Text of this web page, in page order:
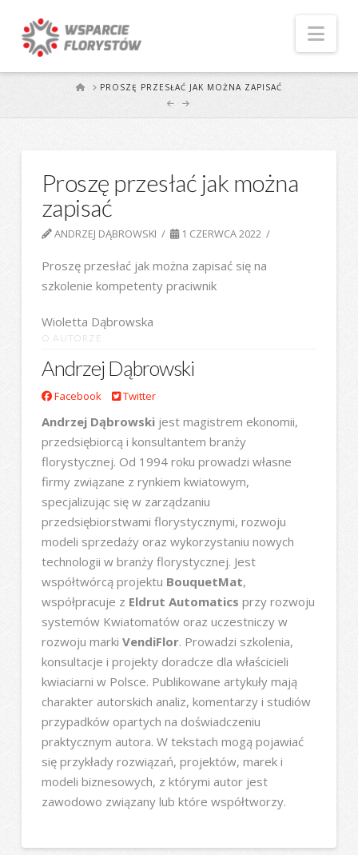
STARTPROSZĘ PRZESŁAĆ JAK MOŻNA ZAPISAĆ
Proszę przesłać jak można
zapisać
ANDRZEJ DĄBROWSKI 1 CZERWCA 2022
Proszę przesłać jak można zapisać się na
szkolenie kompetenty praciwnik
Wioletta Dąbrowska
O AUTORZE
Andrzej Dąbrowski
Facebook Twitter
Andrzej Dąbrowskijest magistrem ekonomii,
przedsiębiorcą i konsultantem branży
florystycznej. Od 1994 roku prowadzi własne
firmy związane z rynkiem kwiatowym,
specjalizując się w zarządzaniu
przedsiębiorstwami florystycznymi, rozwoju
modeli sprzedaży oraz wykorzystaniu nowych
technologii w branży florystycznej. Jest
współtwórcą projektu BouquetMat,
współpracuje z Eldrut Automatics przy rozwoju
systemów Kwiatomatów oraz uczestniczy w
rozwoju marki VendiFlor. Prowadzi szkolenia,
konsultacje i projekty doradcze dla właścicieli
kwiaciarni w Polsce. Publikowane artykuły mają
charakter autorskich analiz, komentarzy i studiów
przypadków opartych na doświadczeniu
praktycznym autora. W tekstach mogą pojawiać
się przykłady rozwiązań, projektów, marek i
modeli biznesowych, z którymi autor jest
zawodowo związany lub które współtworzy.